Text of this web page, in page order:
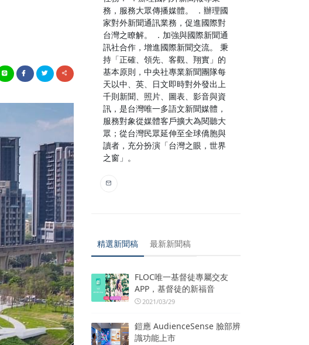
務，服務大眾傳播媒體。 ．辦理國
家對外新聞通訊業務，促進國際對
台灣之瞭解。 ．加強與國際新聞通
訊社合作，增進國際新聞交流。 秉
持「正確、領先、客觀、翔實」的
基本原則，中央社專業新聞團隊每
天以中、英、日文即時對外發出上
千則新聞、照片、圖表、影音與資
訊，是台灣唯一多語文新聞媒體，
服務對象從媒體客戶擴大為閱聽大
眾；從台灣民眾延伸至全球僑胞與
讀者，充分扮演「台灣之眼，世界
之窗」。
精選新聞稿 最新新聞稿
FLOC唯一基督徒專屬交友
APP，基督徒的新福音
2021/03/29
鎧應 AudienceSense 臉部辨
識功能上市